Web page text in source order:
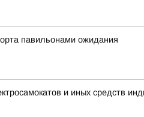
павильонами ожидания
и иных средств